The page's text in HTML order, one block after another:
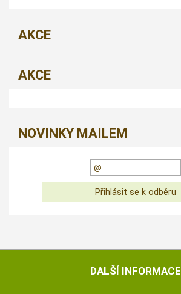
AKCE
AKCE
NOVINKY MAILEM
DALŠÍ INFORMACE